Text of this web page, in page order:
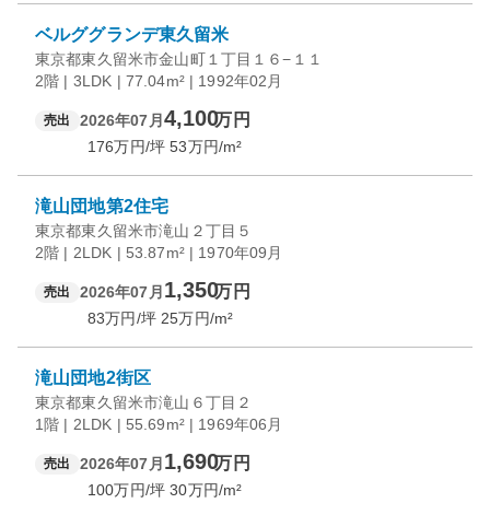
ベルググランデ東久留米
東京都東久留米市金山町１丁目１６−１１
2階 | 3LDK | 77.04m² | 1992年02月
売出 2026年07月 4,100万円
176万円/坪 53万円/m²
滝山団地第2住宅
東京都東久留米市滝山２丁目５
2階 | 2LDK | 53.87m² | 1970年09月
売出 2026年07月 1,350万円
83万円/坪 25万円/m²
滝山団地2街区
東京都東久留米市滝山６丁目２
1階 | 2LDK | 55.69m² | 1969年06月
売出 2026年07月 1,690万円
100万円/坪 30万円/m²